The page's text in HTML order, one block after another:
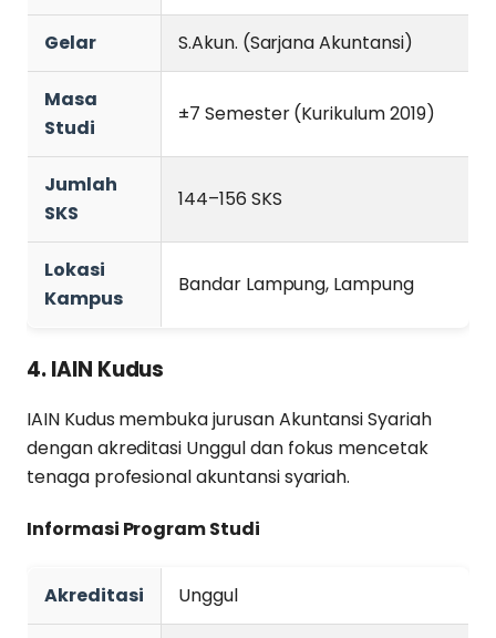
Gelar S.Akun. (Sarjana Akuntansi)
Masa
Studi
±7 Semester (Kurikulum 2019)
Jumlah
SKS
144–156 SKS
Lokasi
Kampus
Bandar Lampung, Lampung
4. IAIN Kudus
IAIN Kudus membuka jurusan Akuntansi Syariah
dengan akreditasi Unggul dan fokus mencetak
tenaga profesional akuntansi syariah.
Informasi Program Studi
Akreditasi Unggul